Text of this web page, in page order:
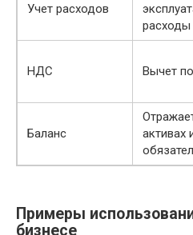
Учет расходов
расходы
НДС Вычет
Баланс
активах
Примеры
бизнесе